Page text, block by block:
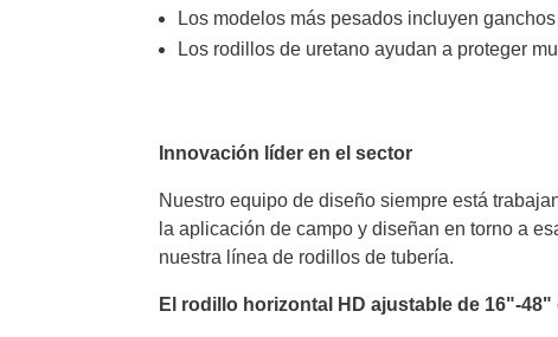
Los modelos más pesados incluyen
Los rodillos de uretano ayudan a proteger
Innovación líder en el sector
Nuestro equipo de diseño siempre está
la aplicación de campo y diseñan en torno a
nuestra línea de rodillos de tubería.
El rodillo horizontal HD ajustable de 16"-48"